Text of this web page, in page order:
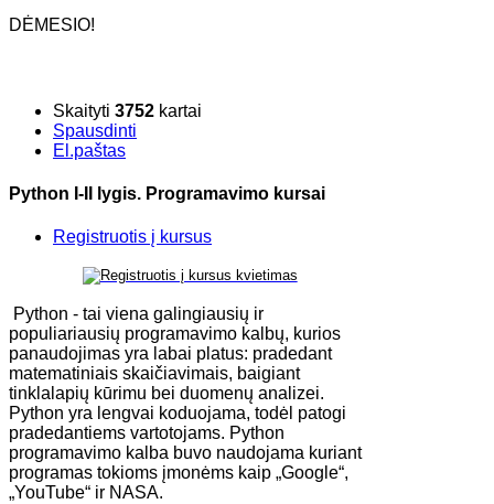
DĖMESIO!
Skaityti 3752 kartai
Spausdinti
El.paštas
Python I-II lygis. Programavimo kursai
Registruotis į kursus
Python - tai viena galingiausių ir
populiariausių programavimo kalbų, kurios
panaudojimas yra labai platus: pradedant
matematiniais skaičiavimais, baigiant
tinklalapių kūrimu bei duomenų analizei.
Python yra lengvai koduojama, todėl patogi
pradedantiems vartotojams. Python
programavimo kalba buvo naudojama kuriant
programas tokioms įmonėms kaip „Google“,
„YouTube“ ir NASA.